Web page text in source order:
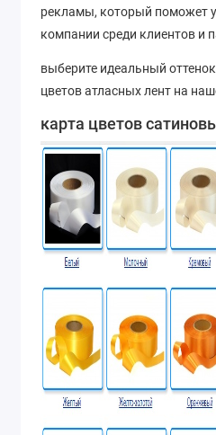
рекламы, который поможет
компании среди клиентов и
выберите идеальный
цветов атласных лент на
карта цветов